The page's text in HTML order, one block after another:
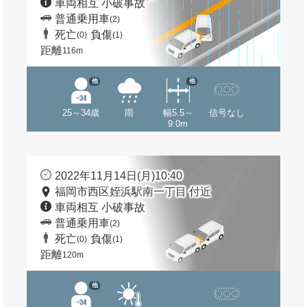
車両相互 小破事故
普通乗用車(2)
死亡(0) 負傷(1)
距離116m
25～34歳
他
雨
幅5.5～
9.0m
他
信号なし
2022年11月14日(月)10:40
福岡市西区姪浜駅南一丁目 付近
車両相互 小破事故
普通乗用車(2)
死亡(0) 負傷(1)
距離120m
他